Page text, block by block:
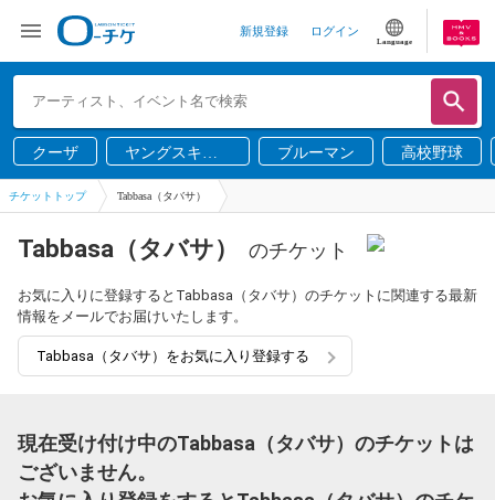
新規登録 ログイン
Language
クーザ
ヤングスキニ
ー
ブルーマン 高校野球
チケットトップ Tabbasa（タバサ）
Tabbasa（タバサ） のチケット
お気に入りに登録するとTabbasa（タバサ）のチケットに関連する最新
情報をメールでお届けいたします。
Tabbasa（タバサ）をお気に入り登録する
現在受け付け中のTabbasa（タバサ）のチケットは
ございません。